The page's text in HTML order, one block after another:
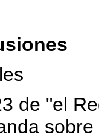
de "el